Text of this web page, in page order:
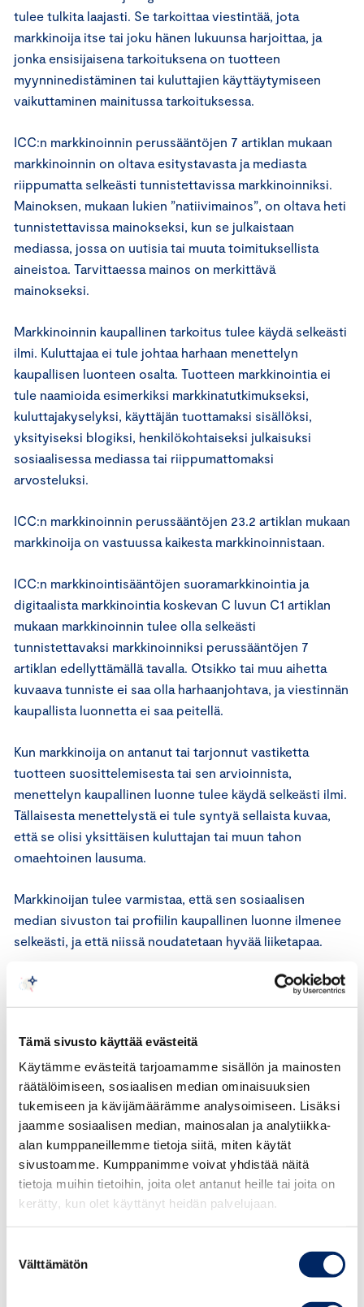
Tämä sivusto käyttää evästeitä
Käytämme evästeitä tarjoamamme sisällön ja mainosten
räätälöimiseen, sosiaalisen median ominaisuuksien
tukemiseen ja kävijämäärämme analysoimiseen. Lisäksi
jaamme sosiaalisen median, mainosalan ja analytiikka-
alan kumppaneillemme tietoja siitä, miten käytät
sivustoamme. Kumppanimme voivat yhdistää näitä
tietoja muihin tietoihin, joita olet antanut heille tai joita on
kerätty, kun olet käyttänyt heidän palvelujaan.
valinta
Välttämätön
tulee tulkita laajasti. Se tarkoittaa viestintää, jota
markkinoija itse tai joku hänen lukuunsa harjoittaa, ja
jonka ensisijaisena tarkoituksena on tuotteen
myynninedistäminen tai kuluttajien käyttäytymiseen
vaikuttaminen mainitussa tarkoituksessa.
ICC:n markkinoinnin perussääntöjen 7 artiklan mukaan
markkinoinnin on oltava esitystavasta ja mediasta
riippumatta selkeästi tunnistettavissa markkinoinniksi.
Mainoksen, mukaan lukien ”natiivimainos”, on oltava heti
tunnistettavissa mainokseksi, kun se julkaistaan
mediassa, jossa on uutisia tai muuta toimituksellista
aineistoa. Tarvittaessa mainos on merkittävä
mainokseksi.
Markkinoinnin kaupallinen tarkoitus tulee käydä selkeästi
ilmi. Kuluttajaa ei tule johtaa harhaan menettelyn
kaupallisen luonteen osalta. Tuotteen markkinointia ei
tule naamioida esimerkiksi markkinatutkimukseksi,
kuluttajakyselyksi, käyttäjän tuottamaksi sisällöksi,
yksityiseksi blogiksi, henkilökohtaiseksi julkaisuksi
sosiaalisessa mediassa tai riippumattomaksi
arvosteluksi.
ICC:n markkinoinnin perussääntöjen 23.2 artiklan mukaan
markkinoija on vastuussa kaikesta markkinoinnistaan.
ICC:n markkinointisääntöjen suoramarkkinointia ja
digitaalista markkinointia koskevan C luvun C1 artiklan
mukaan markkinoinnin tulee olla selkeästi
tunnistettavaksi markkinoinniksi perussääntöjen 7
artiklan edellyttämällä tavalla. Otsikko tai muu aihetta
kuvaava tunniste ei saa olla harhaanjohtava, ja viestinnän
kaupallista luonnetta ei saa peitellä.
Kun markkinoija on antanut tai tarjonnut vastiketta
tuotteen suosittelemisesta tai sen arvioinnista,
menettelyn kaupallinen luonne tulee käydä selkeästi ilmi.
Tällaisesta menettelystä ei tule syntyä sellaista kuvaa,
että se olisi yksittäisen kuluttajan tai muun tahon
omaehtoinen lausuma.
Markkinoijan tulee varmistaa, että sen sosiaalisen
median sivuston tai profiilin kaupallinen luonne ilmenee
selkeästi, ja että niissä noudatetaan hyvää liiketapaa.
Tulee välttää sellaisen kuvan, äänen tai tekstin, käyttöä,
joka kokonsa tai muun visuaalisen ominaisuutensa vuoksi
ymmärrettävyyttä.
Tausta
Esitetyn selvityksen perusteella vaikuttaja on julkaissut
kuvia, joissa on Jotexin sienikoriste-esineitä esitteleviä
kuvia.
22.9.2021 julkaisu, jossa mainostetut sienikoriste-
1.10.2021 julkaisu, jossa näkyy samoja sienikoriste-
esineitä ja muun ohessa teksti: (”Disclaimer: Teen